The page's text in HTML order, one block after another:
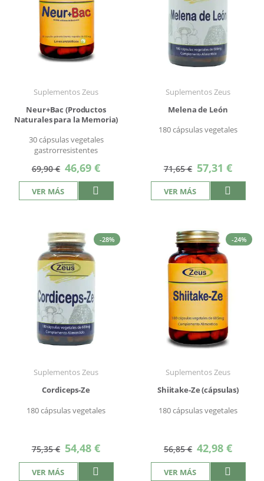
Suplementos Zeus
Neur+Bac (Productos
Naturales para la Memoria)
30 cápsulas vegetales
gastrorresistentes
69,90 € Precio
especial
46,69 €
VER MÁS
Suplementos Zeus
Melena de León
180 cápsulas vegetales
71,65 € Precio
especial
57,31 €
VER MÁS
-28%
Suplementos Zeus
Cordiceps-Ze
180 cápsulas vegetales
75,35 € Precio
especial
54,48 €
VER MÁS
-24%
Suplementos Zeus
Shiitake-Ze (cápsulas)
180 cápsulas vegetales
56,85 € Precio
especial
42,98 €
VER MÁS